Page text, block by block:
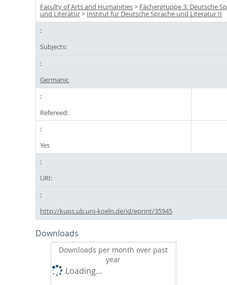
Faculty of Arts and Humanities> Fächergruppe 3: Deutsche
und Literatur> Institut für Deutsche Sprache und Literatur II
Subjects:
Germanic
Refereed:
Yes
URI:
http://kups.ub.uni-koeln.de/id/eprint/35945
Downloads
Downloads per month over past
year
Loading...